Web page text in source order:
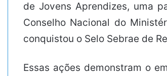
de Jovens Aprendizes, uma
Conselho Nacional do
conquistou o Selo Sebrae de
Essas ações demonstram o